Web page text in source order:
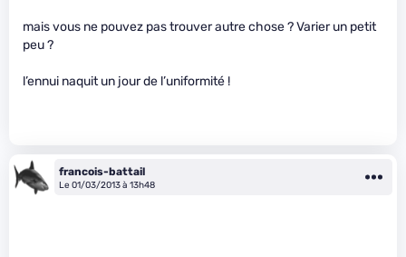
mais vous ne pouvez pas trouver autre chose ? Varier un petit
peu ?
l’ennui naquit un jour de l’uniformité !
francois-battail
Le 01/03/2013 à 13h48